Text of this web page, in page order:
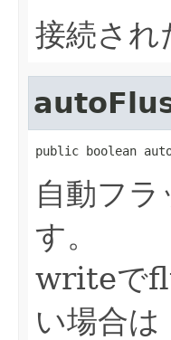
接続さ
public boolean
自動フ
す。
writeで
い場合